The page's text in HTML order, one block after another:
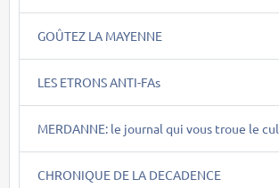
GOÛTEZ LA MAYENNE
LES ETRONS ANTI-FAs
MERDANNE: le journal qui vous troue le cul
CHRONIQUE DE LA DECADENCE